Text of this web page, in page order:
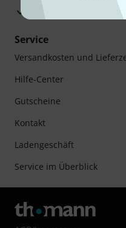
Europas größtes
Service
Versandkosten und
Hilfe-Center
Gutscheine
Kontakt
Ladengeschäft
Service im Überblick